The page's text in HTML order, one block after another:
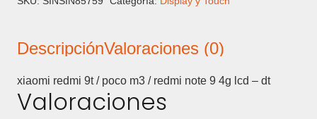
NOTE
9
4G
DescripciónValoraciones (0)
xiaomi redmi 9t / poco m3 / redmi note 9 4g lcd – dt
Valoraciones